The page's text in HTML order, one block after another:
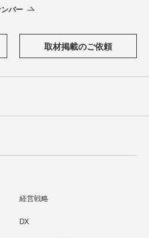
バー
取材掲載のご依頼
経営戦略
DX